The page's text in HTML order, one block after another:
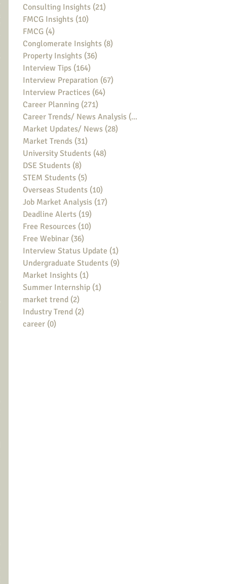
Consulting Insights (21)
FMCG Insights (10)
FMCG (4)
Conglomerate Insights (8)
Property Insights (36)
Interview Tips (164)
Interview Preparation (67)
Interview Practices (64)
Career Planning (271)
Career Trends/ News Analysis (148)
Market Updates/ News (28)
Market Trends (31)
University Students (48)
DSE Students (8)
STEM Students (5)
Overseas Students (10)
Job Market Analysis (17)
Deadline Alerts (19)
Free Resources (10)
Free Webinar (36)
Interview Status Update (1)
Undergraduate Students (9)
Market Insights (1)
Summer Internship (1)
market trend (2)
Industry Trend (2)
career (0)